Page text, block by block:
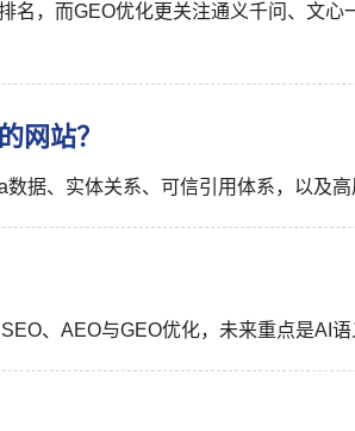
名，而GEO优化更关注通义千问、文
网站？
据、实体关系、可信引用体系，以及高
、AEO与GEO优化，未来重点是AI语